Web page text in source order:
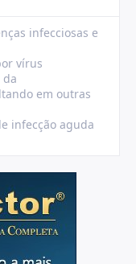
infecciosas e
vírus
da
em outras
infecção aguda